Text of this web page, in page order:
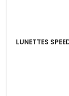
LUNETTES